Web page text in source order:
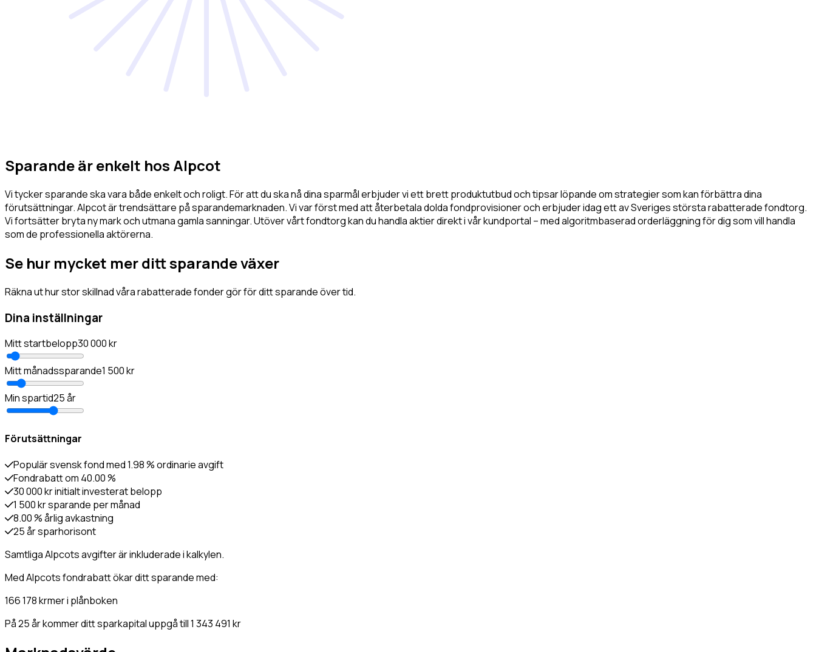
Sparande är enkelt hos Alpcot
Vi tycker sparande ska vara både enkelt och roligt. För att du ska nå dina sparmål erbjuder vi ett brett produktutbud och tipsar löpande om strategier som kan förbättra dina
förutsättningar. Alpcot är trendsättare på sparandemarknaden. Vi var först med att återbetala dolda fondprovisioner och erbjuder idag ett av Sveriges största rabatterade fondtorg.
Vi fortsätter bryta ny mark och utmana gamla sanningar. Utöver vårt fondtorg kan du handla aktier direkt i vår kundportal – med algoritmbaserad orderläggning för dig som vill handla
som de professionella aktörerna.
Se hur mycket mer ditt sparande växer
Räkna ut hur stor skillnad våra rabatterade fonder gör för ditt sparande över tid.
Dina inställningar
Mitt startbelopp30 000kr
Mitt månadssparande1 500kr
Min spartid25år
Förutsättningar
Populär svensk fond med 1.98 % ordinarie avgift
Fondrabatt om 40.00 %
30 000 kr initialt investerat belopp
1 500 kr sparande per månad
8.00 % årlig avkastning
25 år sparhorisont
Samtliga Alpcots avgifter är inkluderade i kalkylen.
Med Alpcots fondrabatt ökar ditt sparande med:
166 178krmer i plånboken
På 25 år kommer ditt sparkapital uppgå till1 343 491 kr